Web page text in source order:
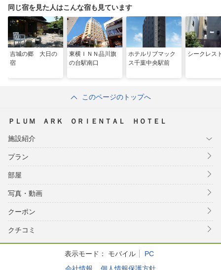
同じ宿を見た人はこんな宿も見ています
吉城の郷 大日の
宿
東横ＩＮＮ品川旗
の台駅南口
ホテルリブマック
ス千葉中央駅前
シークレス
このページのトップへ
ＰＬＵＭ ＡＲＫ ＯＲＩＥＮＴＡＬ ＨＯＴＥＬ
施設紹介
プラン
部屋
写真・動画
クーポン
クチコミ
表示モード： モバイル
PC